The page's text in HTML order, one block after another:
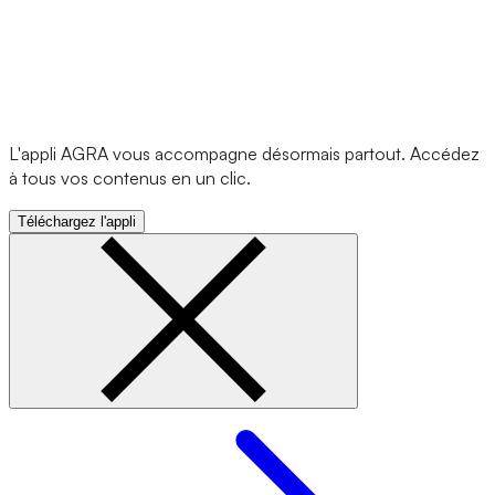
L'appli AGRA vous accompagne désormais partout. Accédez
à tous vos contenus en un clic.
Téléchargez l'appli